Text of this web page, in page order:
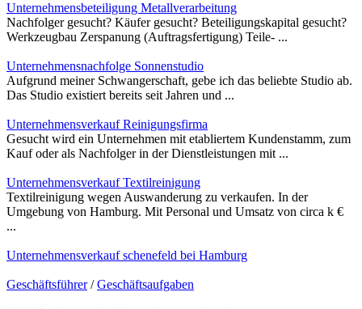
Unternehmensbeteiligung Metallverarbeitung
Nachfolger gesucht? Käufer gesucht? Beteiligungskapital gesucht?
Werkzeugbau Zerspanung (Auftragsfertigung) Teile- ...
Unternehmensnachfolge Sonnenstudio
Aufgrund meiner Schwangerschaft, gebe ich das beliebte Studio ab.
Das Studio existiert bereits seit Jahren und ...
Unternehmensverkauf Reinigungsfirma
Gesucht wird ein Unternehmen mit etabliertem Kundenstamm, zum
Kauf oder als Nachfolger in der Dienstleistungen mit ...
Unternehmensverkauf Textilreinigung
Textilreinigung wegen Auswanderung zu verkaufen. In der
Umgebung von Hamburg. Mit Personal und Umsatz von circa k €
...
Unternehmensverkauf schenefeld bei Hamburg
Geschäftsführer/Geschäftsaufgaben